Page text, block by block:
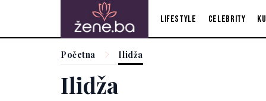
Lifestyle Celebrity
Početna Ilidža
Ilidža